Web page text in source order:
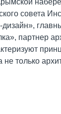
совета
дизайн»,
партнер
только